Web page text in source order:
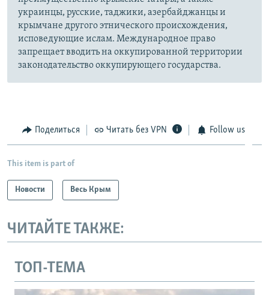
украинцы, русские, таджики, азербайджанцы и
крымчане другого этнического происхождения,
исповедующие ислам. Международное право
запрещает вводить на оккупированной территории
законодательство оккупирующего государства.
Поделиться Читать без VPN Follow us
This item is part of
Новости Весь Крым
ЧИТАЙТЕ ТАКЖЕ:
ТОП-ТЕМА